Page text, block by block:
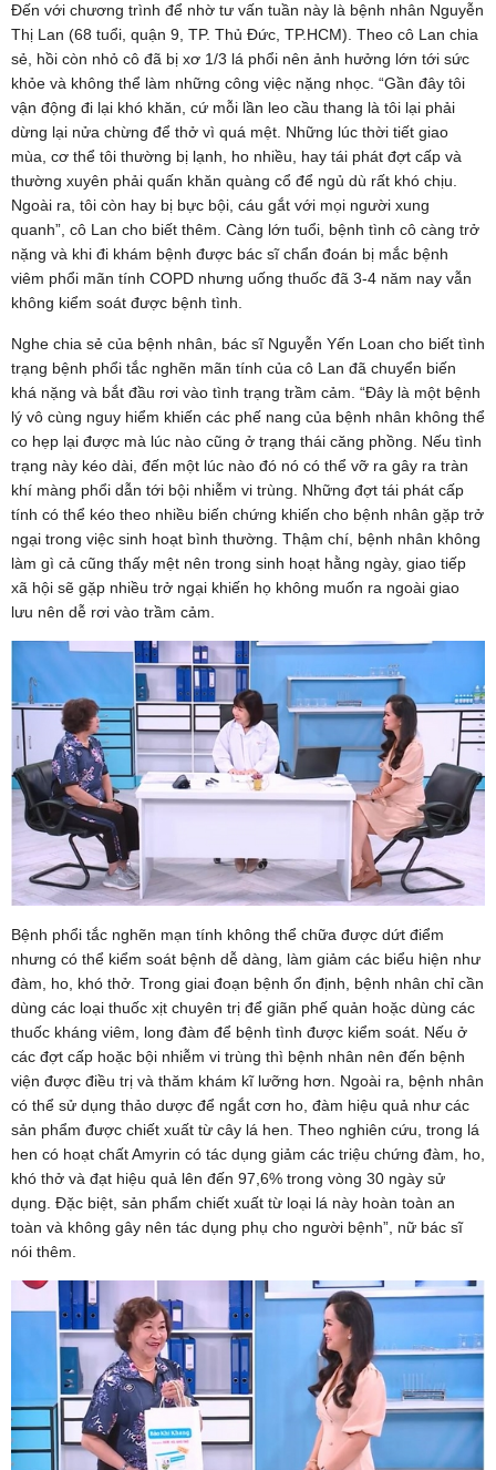
Đến với chương trình để nhờ tư vấn tuần này là bệnh nhân Nguyễn
Thị Lan (68 tuổi, quận 9, TP. Thủ Đức, TP.HCM). Theo cô Lan chia
sẻ, hồi còn nhỏ cô đã bị xơ 1/3 lá phổi nên ảnh hưởng lớn tới sức
khỏe và không thể làm những công việc nặng nhọc. “Gần đây tôi
vận động đi lại khó khăn, cứ mỗi lần leo cầu thang là tôi lại phải
dừng lại nửa chừng để thở vì quá mệt. Những lúc thời tiết giao
mùa, cơ thể tôi thường bị lạnh, ho nhiều, hay tái phát đợt cấp và
thường xuyên phải quấn khăn quàng cổ để ngủ dù rất khó chịu.
Ngoài ra, tôi còn hay bị bực bội, cáu gắt với mọi người xung
quanh”, cô Lan cho biết thêm. Càng lớn tuổi, bệnh tình cô càng trở
nặng và khi đi khám bệnh được bác sĩ chẩn đoán bị mắc bệnh
viêm phổi mãn tính COPD nhưng uống thuốc đã 3-4 năm nay vẫn
không kiểm soát được bệnh tình.
Nghe chia sẻ của bệnh nhân, bác sĩ Nguyễn Yến Loan cho biết tình
trạng bệnh phổi tắc nghẽn mãn tính của cô Lan đã chuyển biến
khá nặng và bắt đầu rơi vào tình trạng trầm cảm. “Đây là một bệnh
lý vô cùng nguy hiểm khiến các phế nang của bệnh nhân không thể
co hẹp lại được mà lúc nào cũng ở trạng thái căng phồng. Nếu tình
trạng này kéo dài, đến một lúc nào đó nó có thể vỡ ra gây ra tràn
khí màng phổi dẫn tới bội nhiễm vi trùng. Những đợt tái phát cấp
tính có thể kéo theo nhiều biến chứng khiến cho bệnh nhân gặp trở
ngại trong việc sinh hoạt bình thường. Thậm chí, bệnh nhân không
làm gì cả cũng thấy mệt nên trong sinh hoạt hằng ngày, giao tiếp
xã hội sẽ gặp nhiều trở ngại khiến họ không muốn ra ngoài giao
lưu nên dễ rơi vào trầm cảm.
Bệnh phổi tắc nghẽn mạn tính không thể chữa được dứt điểm
nhưng có thể kiểm soát bệnh dễ dàng, làm giảm các biểu hiện như
đàm, ho, khó thở. Trong giai đoạn bệnh ổn định, bệnh nhân chỉ cần
dùng các loại thuốc xịt chuyên trị để giãn phế quản hoặc dùng các
thuốc kháng viêm, long đàm để bệnh tình được kiểm soát. Nếu ở
các đợt cấp hoặc bội nhiễm vi trùng thì bệnh nhân nên đến bệnh
viện được điều trị và thăm khám kĩ lưỡng hơn. Ngoài ra, bệnh nhân
có thể sử dụng thảo dược để ngắt cơn ho, đàm hiệu quả như các
sản phẩm được chiết xuất từ cây lá hen. Theo nghiên cứu, trong lá
hen có hoạt chất Amyrin có tác dụng giảm các triệu chứng đàm, ho,
khó thở và đạt hiệu quả lên đến 97,6% trong vòng 30 ngày sử
dụng. Đặc biệt, sản phẩm chiết xuất từ loại lá này hoàn toàn an
toàn và không gây nên tác dụng phụ cho người bệnh”, nữ bác sĩ
nói thêm.